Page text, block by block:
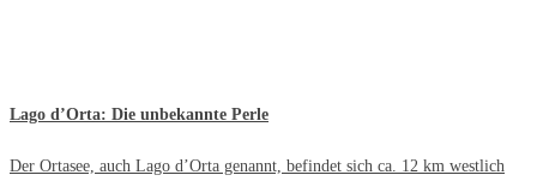
Lago d’Orta: Die unbekannte Perle
Der Ortasee, auch Lago d’Orta genannt, befindet sich ca. 12 km westlich